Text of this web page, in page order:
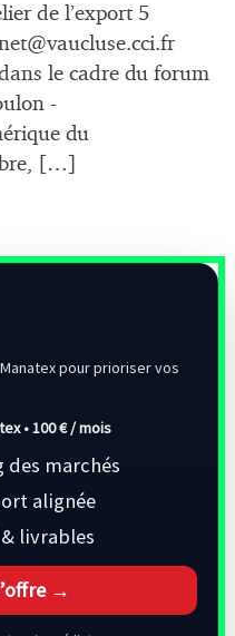
de l’export 5
le cadre du forum
-
du
[…]
pour prioriser vos
•100 € / mois
des marchés
alignée
livrables
→